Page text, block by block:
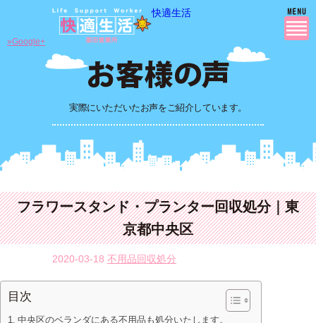
快適生活
実際にいただいたお声をご紹介しています。
»Google+
フラワースタンド・プランター回収処分｜東
京都中央区
2020-03-18 不用品回収処分
目次
中央区のベランダにある不用品も処分いたします。